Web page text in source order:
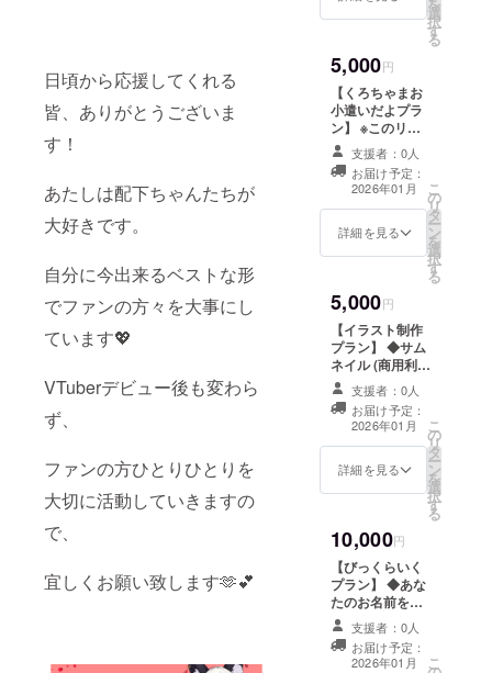
日頃から応援してくれる
皆、ありがとうございま
す！
あたしは配下ちゃんたちが
大好きです。
自分に今出来るベストな形
でファンの方々を大事にし
ています💖
VTuberデビュー後も変わら
ず、
ファンの方ひとりひとりを
大切に活動していきますの
で、
宜しくお願い致します🫶💕
◇支援者様限定
プロジェクトの
進捗報告
選
択
す
る
5,000円
【くろちゃまお
小遣いだよプラ
ン】 ※このリ
ターンは3,000円
のリターンと同
じ内容になりま
す。 ◆初配信内
のスライドにお
名前掲載 ┗ 備考
援者様限定プロ
ジェクトの進捗
報告
支援者：0人
お届け予定：
2026年01月
詳細を見る
こ
の
リ
タ
ー
ン
を
選
択
す
る
5,000円
【イラスト制作
プラン】 ◆サム
ネイル (商用利用
〇) ┣ 範囲: 胸元
から上 ┗ サイ
ズ:
1000×1000px
◇初配信内のス
ライドにお名前
掲載 ┗ 備考欄に
さい。︎ ◇支援者
様限定プロジェ
クトの進捗報告
支援者：0人
お届け予定：
2026年01月
詳細を見る
こ
の
リ
タ
ー
ン
を
選
択
す
る
10,000円
【びっくらいく
プラン】 ◆あな
たのお名前をお
呼びしてお礼さ
せていただきま
す。 ┣１０秒ほ
支援者：0人
お届け予定：
2026年01月
こ